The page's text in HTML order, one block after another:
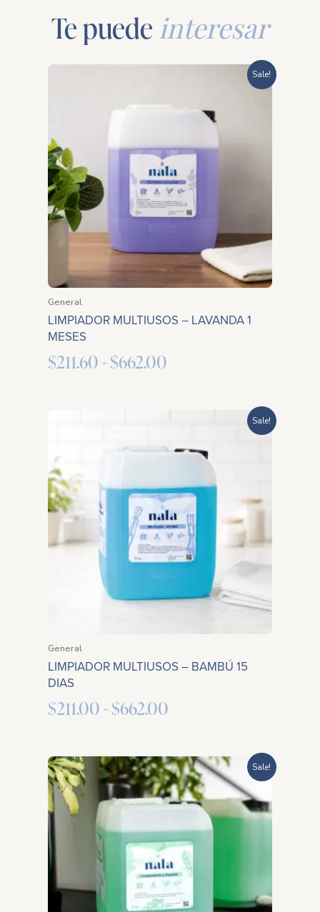
Te puede interesar
Sale!
General
LIMPIADOR MULTIUSOS – LAVANDA 1
MESES
$211.60-$662.00
precios:
desde
$211.60
hasta
$662.00
Sale!
General
LIMPIADOR MULTIUSOS – BAMBÚ 15
DIAS
$211.00-$662.00
de
precios:
desde
$211.00
hasta
$662.00
Sale!
Rango
de
precios:
desde
$308.00
hasta
$1,085.00